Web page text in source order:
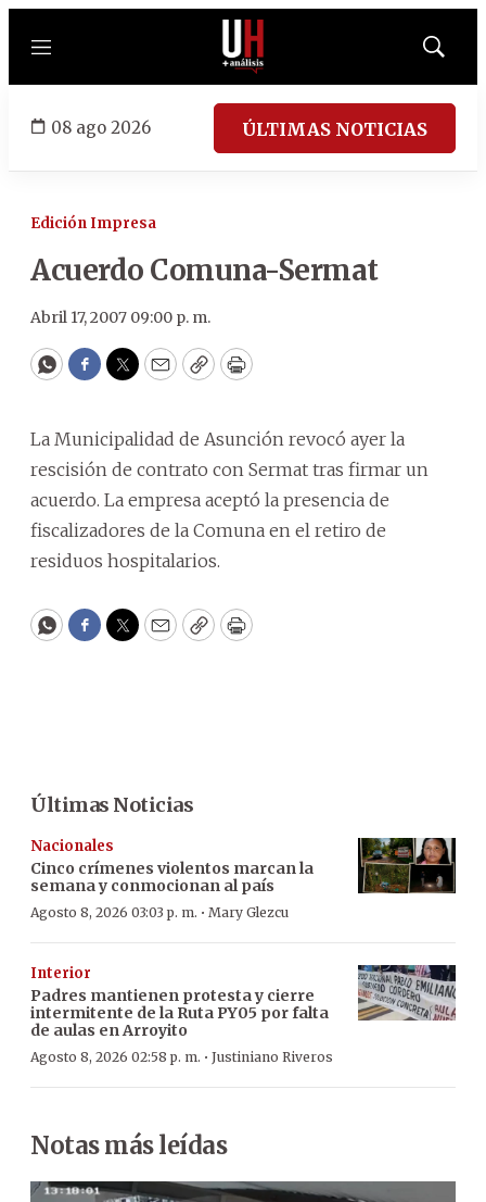
Menú
Mostrar
08 ago 2026 ÚLTIMAS NOTICIAS
Edición Impresa
Acuerdo Comuna-Sermat
Abril 17, 2007 09:00 p. m.
WhatsApp
Facebook
Twitter
EmailCopyPrint
La Municipalidad de Asunción revocó ayer la
rescisión de contrato con Sermat tras firmar un
acuerdo. La empresa aceptó la presencia de
fiscalizadores de la Comuna en el retiro de
residuos hospitalarios.
WhatsApp
Facebook
Twitter
EmailCopyPrint
Últimas Noticias
Nacionales
Cinco crímenes violentos marcan la
semana y conmocionan al país
Agosto 8, 2026 03:03 p. m. · Mary Glezcu
Interior
Padres mantienen protesta y cierre
intermitente de la Ruta PY05 por falta
de aulas en Arroyito
Agosto 8, 2026 02:58 p. m. · Justiniano Riveros
Notas más leídas